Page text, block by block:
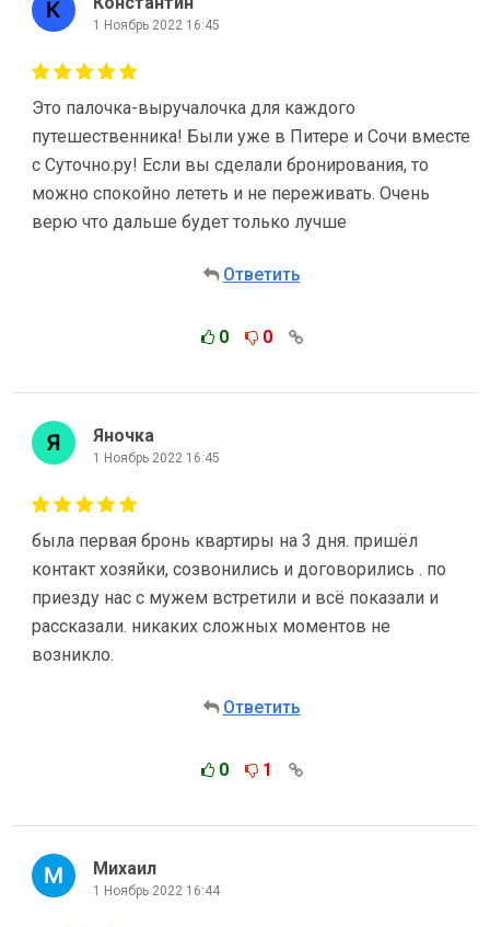
1 Ноябрь 2022 16:45
Это палочка-выручалочка для каждого
путешественника! Были уже в Питере и Сочи вместе
с Суточно.ру! Если вы сделали бронирования, то
можно спокойно лететь и не переживать. Очень
верю что дальше будет только лучше
Ответить
0 0
Яночка
1 Ноябрь 2022 16:45
была первая бронь квартиры на 3 дня. пришёл
контакт хозяйки, созвонились и договорились . по
приезду нас с мужем встретили и всё показали и
рассказали. никаких сложных моментов не
возникло.
Ответить
0 1
Михаил
1 Ноябрь 2022 16:44